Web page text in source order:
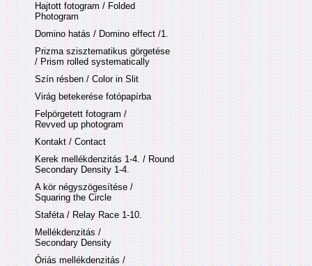
Hajtott fotogram / Folded
Photogram
Domino hatás / Domino effect /1.
Prizma szisztematikus görgetése
/ Prism rolled systematically
Szín résben / Color in Slit
Virág betekerése fotópapírba
Felpörgetett fotogram /
Revved up photogram
Kontakt / Contact
Kerek mellékdenzitás 1-4. / Round
Secondary Density 1-4.
A kör négyszögesítése /
Squaring the Circle
Staféta / Relay Race 1-10.
Mellékdenzitás /
Secondary Density
Óriás mellékdenzitás /